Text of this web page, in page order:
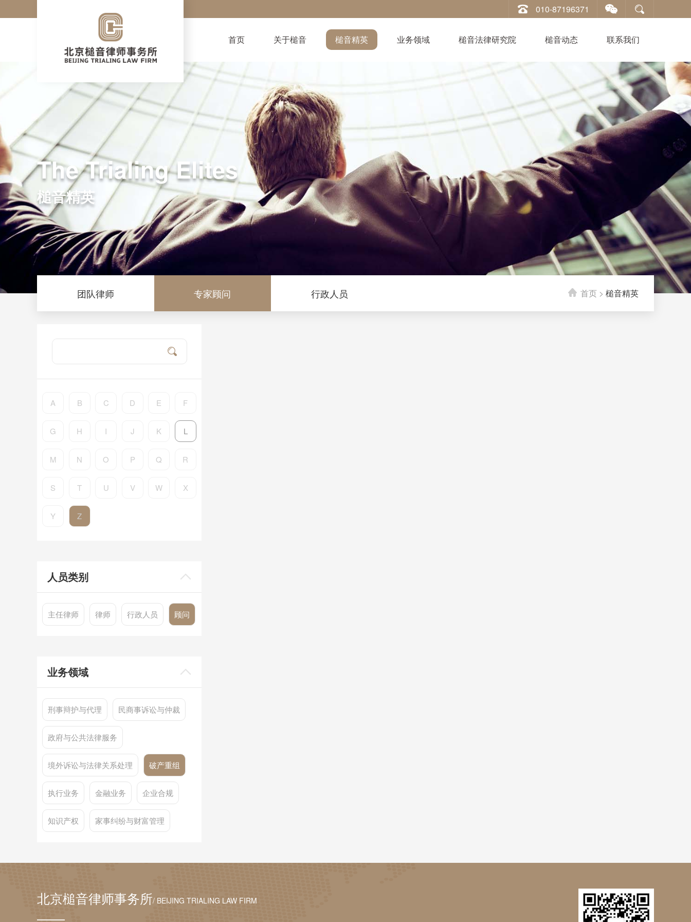
010-87196371
首页 关于槌音 槌音精英 业务领域 槌音法律研究院 槌音动态 联系我们
The Trialing Elites
槌音精英
团队律师 专家顾问 行政人员 首页 > 槌音精英
A B C D E F
G H I J K L
M N O P Q R
S T U V W X
Y Z
人员类别
主任律师 律师 行政人员 顾问
业务领域
刑事辩护与代理 民商事诉讼与仲裁
政府与公共法律服务
境外诉讼与法律关系处理 破产重组
执行业务 金融业务 企业合规
知识产权 家事纠纷与财富管理
北京槌音律师事务所/ BEIJING TRIALING LAW FIRM